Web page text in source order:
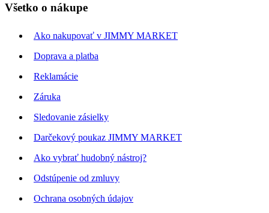
Všetko o nákupe
Ako nakupovať v JIMMY MARKET
Doprava a platba
Reklamácie
Záruka
Sledovanie zásielky
Darčekový poukaz JIMMY MARKET
Ako vybrať hudobný nástroj?
Odstúpenie od zmluvy
Ochrana osobných údajov